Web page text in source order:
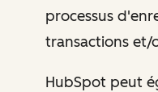
processus
transactions et/
HubSpot peut